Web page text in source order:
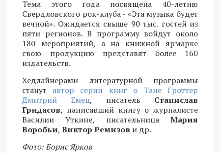
Тема этого года посвящена 40-летию
Свердловского рок-клуба - «Эта музыка будет
вечной». Ожидается свыше 90 тыс. гостей из
пяти регионов. В программу войдут около
180 мероприятий, а на книжной ярмарке
свою продукцию представят более 160
издательств.
Хедлайнерами литературной программы
станут автор серии книг о Тане Гроттер
Дмитрий Емец, писатель Станислав
Гридасов, написавший книгу о журналисте
Василии Уткине, писательница Мария
Воробьи, Виктор Ремизов и др.
Фото: Борис Ярков